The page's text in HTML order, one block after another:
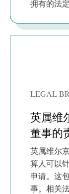
拥有的法
LEGAL
英属维
董事的
英属维尔
算人可以
申请。这
事。相关